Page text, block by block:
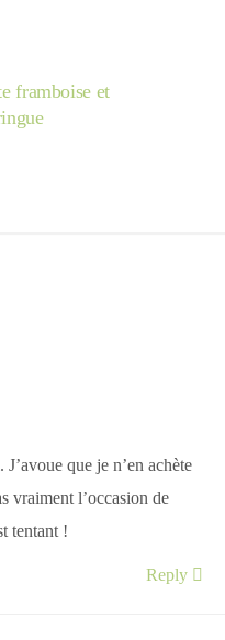
framboise et
que je n’en achète
vraiment l’occasion de
tentant !
Reply